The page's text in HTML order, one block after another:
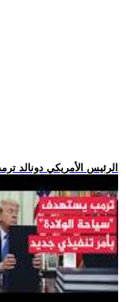
.. الرئيس الأمريكي دونالد